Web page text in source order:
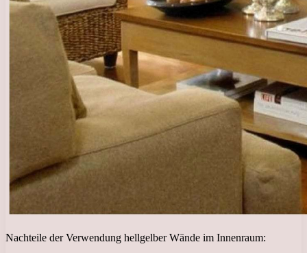
Nachteile der Verwendung hellgelber Wände im Innenraum: